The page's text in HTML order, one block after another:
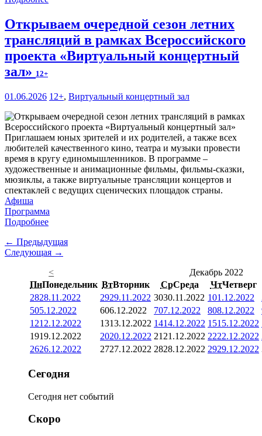
Открываем очередной сезон летних
трансляций в рамках Всероссийского
проекта «Виртуальный концертный
зал» 12+
01.06.2026 12+, Виртуальный концертный зал
Приглашаем юных зрителей и их родителей, а также всех
любителей качественного кино, театра и музыки провести
время в кругу единомышленников. В программе –
художественные и анимационные фильмы, фильмы-сказки,
мюзиклы, а также виртуальные трансляции концертов и
спектаклей с ведущих сценических площадок страны.
Афиша
Программа
Подробнее
← Предыдущая
Следующая →
<
Декабрь 2022
ПнПонедельник ВтВторник СрСреда ЧтЧетверг
2828.11.2022 2929.11.2022 3030.11.2022 101.12.2022
505.12.2022 606.12.2022 707.12.2022 808.12.2022
1212.12.2022 1313.12.2022 1414.12.2022 1515.12.2022
1919.12.2022 2020.12.2022 21 21.12.2022 2222.12.2022
2626.12.2022 2727.12.2022 2828.12.2022 2929.12.2022
Сегодня
Сегодня нет событий
Скоро